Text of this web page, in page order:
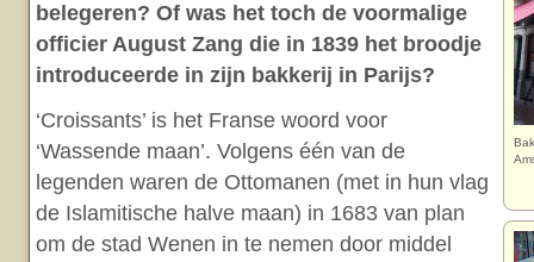
belegeren? Of was het toch de voormalige
officier August Zang die in 1839 het broodje
introduceerde in zijn bakkerij in Parijs?
‘Croissants’ is het Franse woord voor
‘Wassende maan’. Volgens één van de
legenden waren de Ottomanen (met in hun vlag
de Islamitische halve maan) in 1683 van plan
om de stad Wenen in te nemen door middel